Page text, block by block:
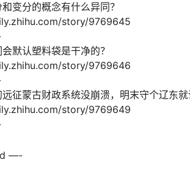
变分的概念有什么异同？
story/9769645
默认塑料袋是干净的？
story/9769646
征蒙古财政系统没崩溃，明末守个辽东就
story/9769649
—-